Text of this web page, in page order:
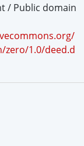
/ Public domain
zero/1.0/deed.d